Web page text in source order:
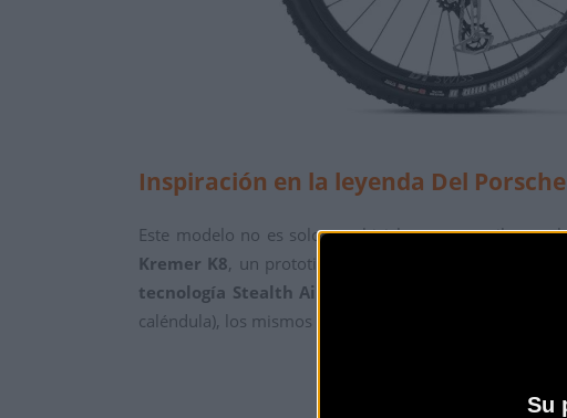
Su
Inspiración en la leyenda Del
Este modelo no es solo una bicicleta; es un tributo a
Kremer K8, un prototipo de 900 CV que dominó las
tecnología Stealth Air Carbon
con un acabado
caléndula), los mismos que hicieron historia en Le Mans